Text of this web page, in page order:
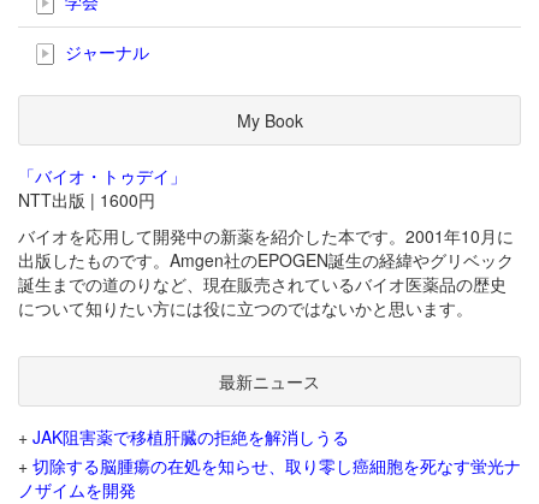
ジャーナル
My Book
「バイオ・トゥデイ」
NTT出版 | 1600円
バイオを応用して開発中の新薬を紹介した本です。2001年10月に
出版したものです。Amgen社のEPOGEN誕生の経緯やグリベック
誕生までの道のりなど、現在販売されているバイオ医薬品の歴史
について知りたい方には役に立つのではないかと思います。
最新ニュース
+ JAK阻害薬で移植肝臓の拒絶を解消しうる
+ 切除する脳腫瘍の在処を知らせ、取り零し癌細胞を死なす蛍光ナ
ノザイムを開発